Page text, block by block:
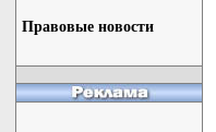
Правовые новости